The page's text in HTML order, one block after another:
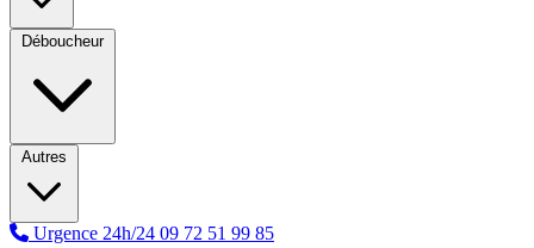
Déboucheur
Autres
Urgence 24h/24 09 72 51 99 85